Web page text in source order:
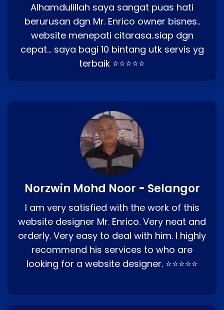
Alhamdulillah saya sangat puas hati
berurusan dgn Mr. Enrico owner bisnes..
website menepati citarasa..siap dgn
cepat… saya bagi 10 bintang utk servis yg
terbaik ⭐⭐⭐⭐⭐
Norzwin Mohd Noor - Selangor
I am very satisfied with the work of this
website designer Mr. Enrico. Very neat and
orderly. Very easy to deal with him. I highly
recommend his services to who are
looking for a website designer. ⭐⭐⭐⭐⭐